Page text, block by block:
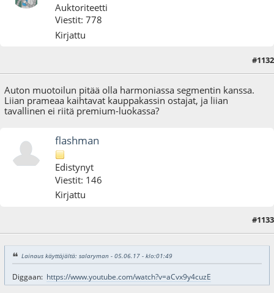
Auktoriteetti
Viestit: 778
Kirjattu
#1132
Auton muotoilun pitää olla harmoniassa segmentin kanssa.
Liian prameaa kaihtavat kauppakassin ostajat, ja liian
tavallinen ei riitä premium-luokassa?
flashman
Edistynyt
Viestit: 146
Kirjattu
#1133
Lainaus käyttäjältä: salaryman - 05.06.17 - klo:01:49
Diggaan: https://www.youtube.com/watch?v=aCvx9y4cuzE